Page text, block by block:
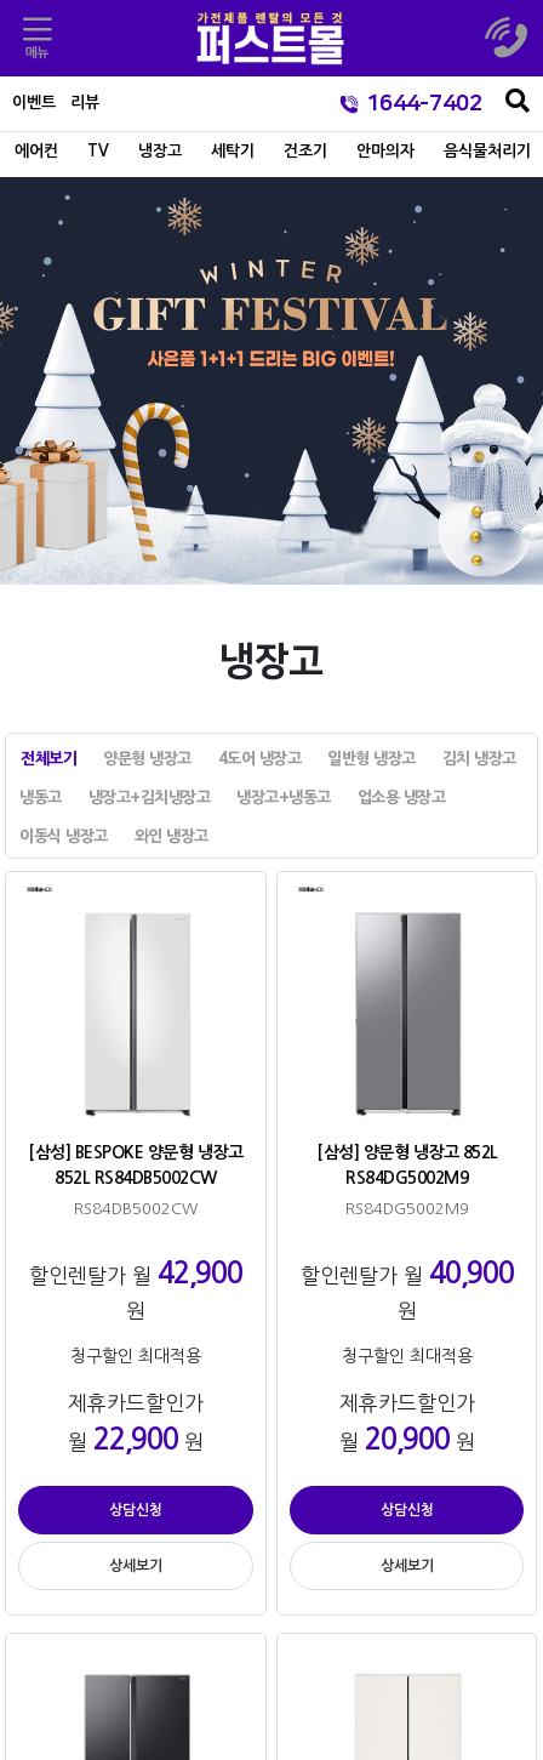
이벤트 리뷰 1644-7402
에어컨 TV 냉장고 세탁기 건조기 안마의자 음식물처리기
냉장고
전체보기 양문형 냉장고 4도어 냉장고 일반형 냉장고 김치 냉장고
냉동고 냉장고+김치냉장고 냉장고+냉동고 업소용 냉장고
이동식 냉장고 와인 냉장고
[삼성] BESPOKE 양문형 냉장고
852L RS84DB5002CW
RS84DB5002CW
할인렌탈가 월 42,900
원
청구할인 최대적용
제휴카드할인가
월 22,900원
상담신청
상세보기
[삼성] 양문형 냉장고 852L
RS84DG5002M9
RS84DG5002M9
할인렌탈가 월 40,900
원
청구할인 최대적용
제휴카드할인가
월 20,900원
상담신청
상세보기